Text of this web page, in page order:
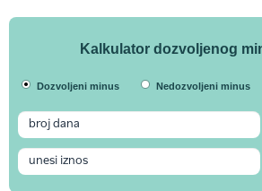
Kalkulator dozvoljenog
Dozvoljeni minus Nedozvoljeni minus